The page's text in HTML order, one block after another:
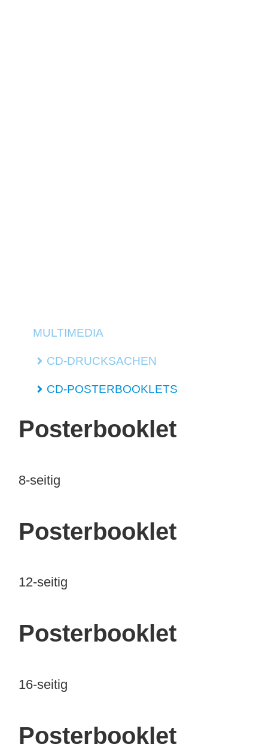
MULTIMEDIA
CD-DRUCKSACHEN
CD-POSTERBOOKLETS
Posterbooklet
8-seitig
Posterbooklet
12-seitig
Posterbooklet
16-seitig
Posterbooklet